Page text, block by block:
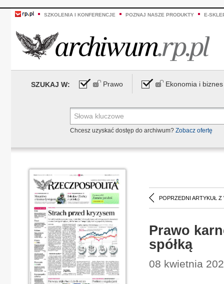
SZKOLENIA I KONFERENCJE POZNAJ NASZE PRODUKTY E-
SZUKAJ W: Prawo Ekonomia i biznes
Chcesz uzyskać dostęp do archiwum? Zobacz ofertę
POPRZEDNI ARTYKUŁ Z
Prawo
spółką
08 kwietnia